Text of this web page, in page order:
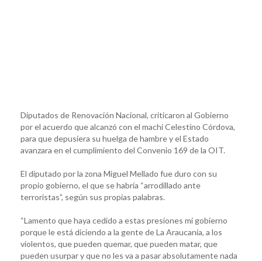
Diputados de Renovación Nacional, criticaron al Gobierno
por el acuerdo que alcanzó con el machi Celestino Córdova,
para que depusiera su huelga de hambre y el Estado
avanzara en el cumplimiento del Convenio 169 de la OIT.
El diputado por la zona Miguel Mellado fue duro con su
propio gobierno, el que se habría “arrodillado ante
terroristas”, según sus propias palabras.
“Lamento que haya cedido a estas presiones mi gobierno
porque le está diciendo a la gente de La Araucanía, a los
violentos, que pueden quemar, que pueden matar, que
pueden usurpar y que no les va a pasar absolutamente nada